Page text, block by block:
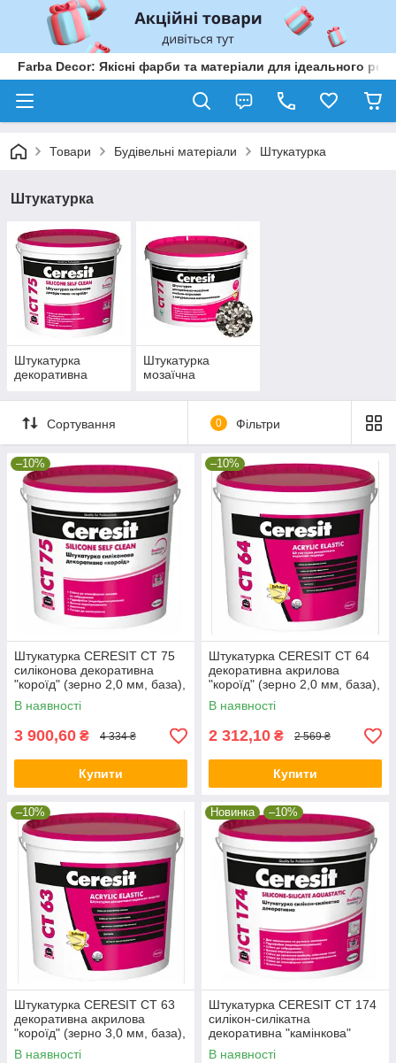
Farba Decor: Якісні фарби та матеріали для ідеального
Товари Будівельні матеріали Штукатурка
Штукатурка
Штукатурка
декоративна
Штукатурка
мозаїчна
Сортування 0 Фільтри
–10%
Штукатурка CERESIT CT 75
силіконова декоративна
"короїд" (зерно 2,0 мм, база),
25 кг
В наявності
3 900,60 ₴ 4 334 ₴
Купити
–10%
Штукатурка CERESIT CT 64
декоративна акрилова
"короїд" (зерно 2,0 мм, база),
25 кг
В наявності
2 312,10 ₴ 2 569 ₴
Купити
–10%
Штукатурка CERESIT CT 63
декоративна акрилова
"короїд" (зерно 3,0 мм, база),
25 кг
В наявності
Новинка –10%
Штукатурка CERESIT CT 174
силікон-силікатна
декоративна "камінкова"
(зерно 1,5 мм, база), 25 кг
В наявності